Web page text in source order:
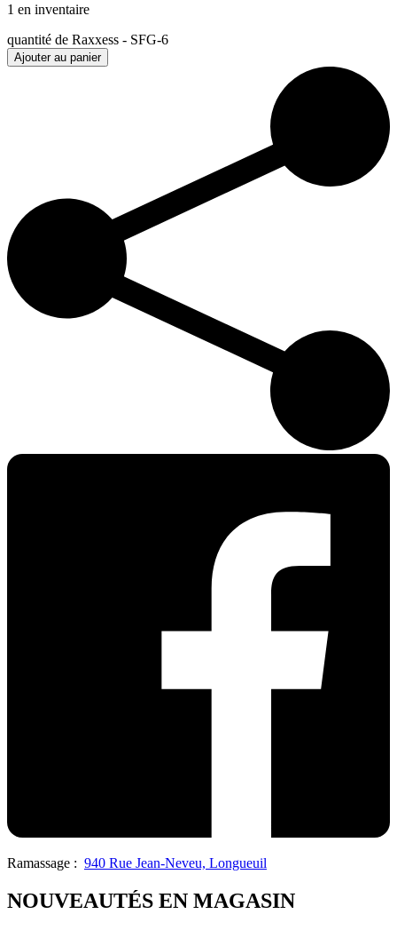
1 en inventaire
quantité de Raxxess - SFG-6
Ajouter au panier
Ramassage : 940 Rue Jean-Neveu, Longueuil
NOUVEAUTÉS EN MAGASIN